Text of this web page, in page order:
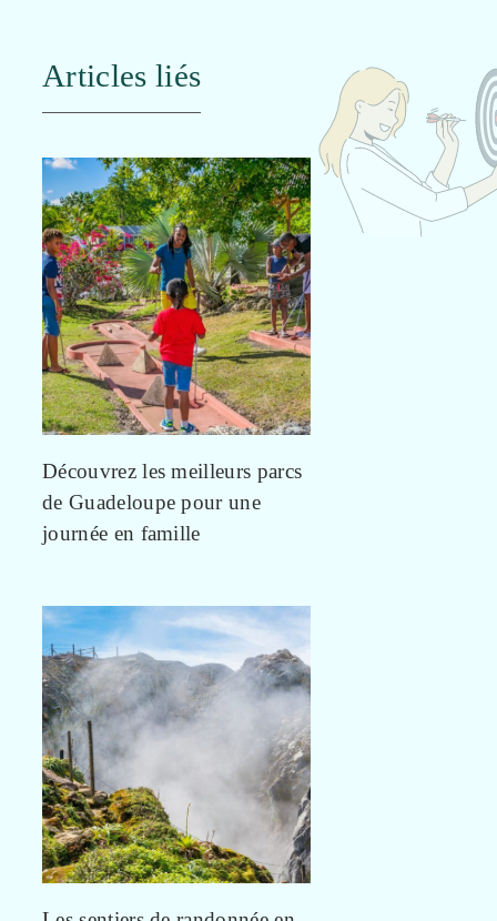
Articles liés
Découvrez les meilleurs parcs
de Guadeloupe pour une
journée en famille